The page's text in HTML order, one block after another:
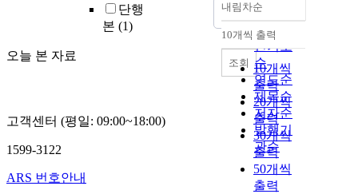
단행
본 (1)
오늘 본 자료
정확도
순
인기도
순
연도순
제목순
저자순
발행기
관순
내림차순
내림차순
10개씩 출력
10개씩
출력
20개씩
출력
30개씩
출력
50개씩
출력
조회
고객센터 (평일: 09:00~18:00)
1599-3122
ARS 번호안내